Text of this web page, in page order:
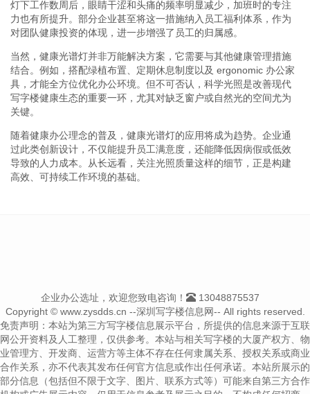
灯下工作数周后，眼睛干涩和头痛的频率明显减少，加班时的专注
力也有所提升。部分企业甚至将这一措施纳入员工福利体系，作为
对团队健康投资的体现，进一步增强了员工的归属感。
当然，健康光谱灯并非万能解决方案，它需要与其他健康管理措施
结合。例如，搭配绿植布置、定期休息制度以及 ergonomic 办公家
具，才能全方位优化办公环境。但不可否认，科学光照是改善现代
写字楼健康生态的重要一环，尤其对缺乏窗户或自然光的空间尤为
关键。
随着健康办公理念的普及，健康光谱灯的应用将成为趋势。企业通
过此类创新设计，不仅能提升员工满意度，还能降低因病假或低效
导致的人力成本。从长远看，关注光照质量这样的细节，正是构建
高效、可持续工作环境的基础。
企业办公选址，欢迎您致电咨询！
13048875537
Copyright © www.zysdds.cn --深圳写字楼信息网-- All rights reserved.
免责声明：本站为第三方写字楼信息展示平台，所提供的信息来源于互联
网公开资料及人工整理，仅供参考。本站与相关写字楼的大厦产权方、物
业管理方、开发商、运营方等主体不存在任何隶属关系、授权关系或商业
合作关系，亦不代表其发布任何官方信息或作出任何承诺。本站所展示的
部分信息（包括但不限于文字、图片、联系方式等）可能来自第三方合作